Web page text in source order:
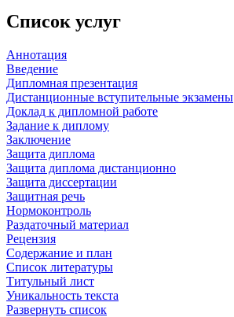
Список услуг
Аннотация
Введение
Дипломная презентация
Дистанционные вступительные экзамены
Доклад к дипломной работе
Задание к диплому
Заключение
Защита диплома
Защита диплома дистанционно
Защита диссертации
Защитная речь
Нормоконтроль
Раздаточный материал
Рецензия
Содержание и план
Список литературы
Титульный лист
Уникальность текста
Развернуть список